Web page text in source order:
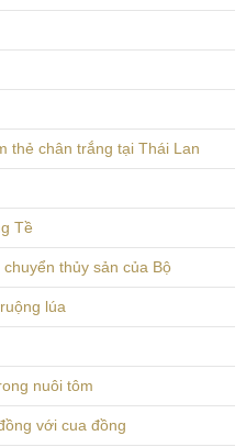
thẻ chân trắng tại Thái Lan
Tề
thủy sản của Bộ
lúa
nuôi tôm
với cua đồng